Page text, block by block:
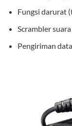
Fungsi darurat
Scrambler
Pengiriman